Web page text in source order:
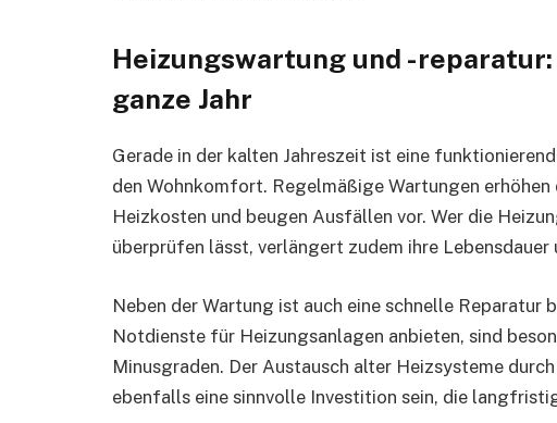
Heizungswartung und -
ganze Jahr
Gerade in der kalten Jahreszeit ist eine
den Wohnkomfort. Regelmäßige Wartungen
Heizkosten und beugen Ausfällen vor. Wer die
überprüfen lässt, verlängert zudem ihre
Neben der Wartung ist auch eine schnelle Reparatur
Notdienste für Heizungsanlagen anbieten, sind
Minusgraden. Der Austausch alter Heizsysteme
ebenfalls eine sinnvolle Investition sein, die